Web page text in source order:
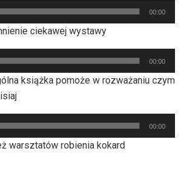
00:00
ciekawej wystawy
00:00
książka pomoże w rozważaniu czym
00:00
warsztatów robienia kokard